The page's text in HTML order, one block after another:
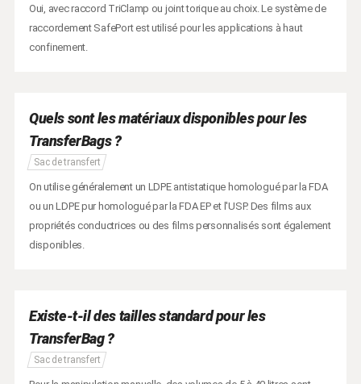
Oui, avec raccord TriClamp ou joint torique au choix. Le système de
raccordement SafePort est utilisé pour les applications à haut
confinement.
Quels sont les matériaux disponibles pour les
TransferBags ?
Sac de transfert
On utilise généralement un LDPE antistatique homologué par la FDA
ou un LDPE pur homologué par la FDA EP et l'USP. Des films aux
propriétés conductrices ou des films personnalisés sont également
disponibles.
Existe-t-il des tailles standard pour les
TransferBag ?
Sac de transfert